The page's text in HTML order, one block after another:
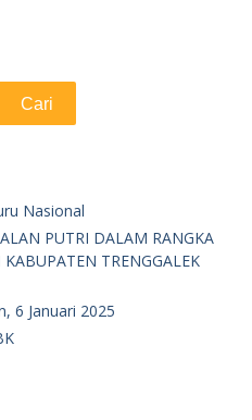
Cari
Nasional
PUTRI DALAM RANGKA
TRENGGALEK
6 Januari 2025